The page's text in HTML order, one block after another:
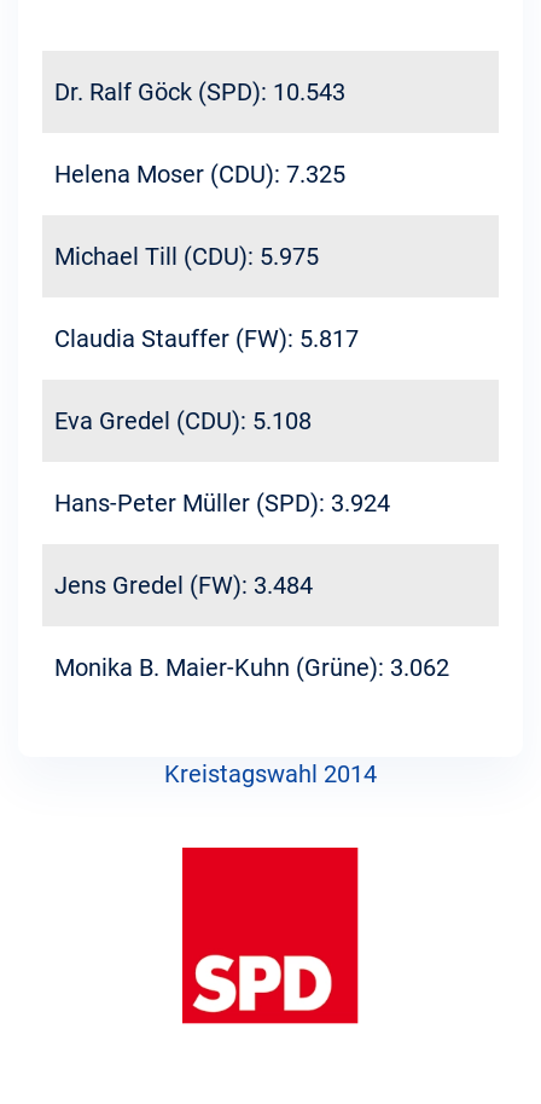
Dr. Ralf Göck (SPD): 10.543
Helena Moser (CDU): 7.325
Michael Till (CDU): 5.975
Claudia Stauffer (FW): 5.817
Eva Gredel (CDU): 5.108
Hans-Peter Müller (SPD): 3.924
Jens Gredel (FW): 3.484
Monika B. Maier-Kuhn (Grüne): 3.062
Kreistagswahl 2014